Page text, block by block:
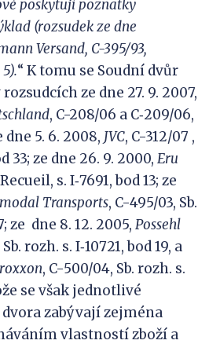
poskytují poznatky
(rozsudek ze dne
Versand, C-395/93,
“ K tomu se Soudní dvůr
ze dne 27. 9. 2007,
, C-208/06 a C‑209/06,
dne 5. 6. 2008, JVC, C-312/07 ,
33; ze dne 26. 9. 2000, Eru
s. I‑7691, bod 13; ze
Transports, C-495/03, Sb.
ze dne 8. 12. 2005, Possehl
rozh. s. I‑10721, bod 19, a
, C-500/04, Sb. rozh. s.
se však jednotlivé
zabývají zejména
vlastností zboží a